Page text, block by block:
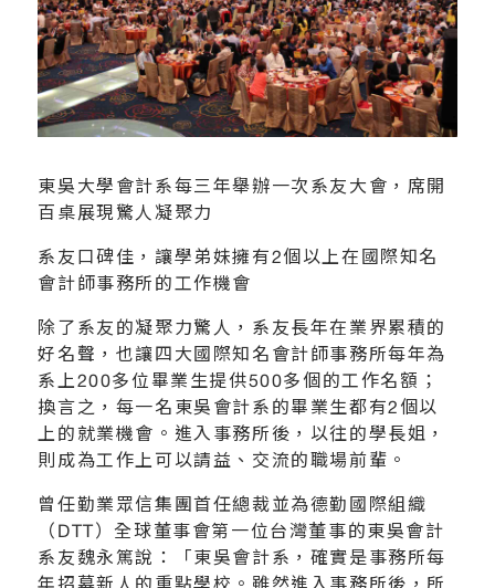
東吳大學會計系每三年舉辦一次系友大會，席開
百桌展現驚人凝聚力
系友口碑佳，讓學弟妹擁有2個以上在國際知名
會計師事務所的工作機會
除了系友的凝聚力驚人，系友長年在業界累積的
好名聲，也讓四大國際知名會計師事務所每年為
系上200多位畢業生提供500多個的工作名額；
換言之，每一名東吳會計系的畢業生都有2個以
上的就業機會。進入事務所後，以往的學長姐，
則成為工作上可以請益、交流的職場前輩。
曾任勤業眾信集團首任總裁並為德勤國際組織
（DTT）全球董事會第一位台灣董事的東吳會計
系友魏永篤說：「東吳會計系，確實是事務所每
年招募新人的重點學校。雖然進入事務所後，所